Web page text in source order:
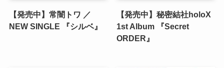
【発売中】常闇トワ ／
NEW SINGLE 『シルベ』
【発売中】秘密結社holoX
1st Album 『Secret
ORDER』